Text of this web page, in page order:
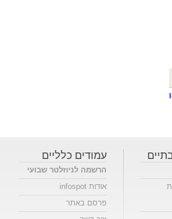
עמודים כלליים
הרשמה לניוזלטר שבועי
אודות infospot
פרסם באתר